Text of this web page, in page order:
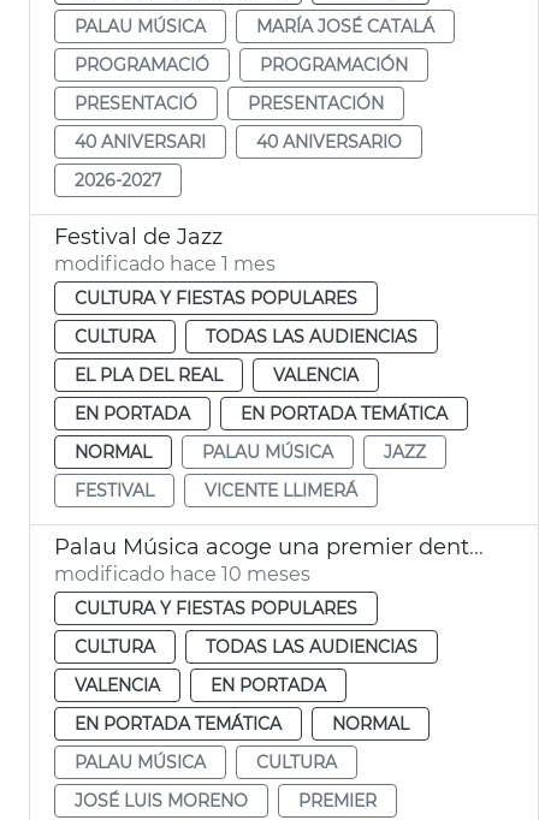
PALAU MÚSICA
MARÍA JOSÉ CATALÁ
PROGRAMACIÓ
PROGRAMACIÓN
PRESENTACIÓ
PRESENTACIÓN
40 ANIVERSARI
40 ANIVERSARIO
2026-2027
Festival de Jazz
modificado hace 1 mes
CULTURA Y FIESTAS POPULARES
CULTURA
TODAS LAS AUDIENCIAS
EL PLA DEL REAL
VALENCIA
EN PORTADA
EN PORTADA TEMÁTICA
NORMAL
PALAU MÚSICA
JAZZ
FESTIVAL
VICENTE LLIMERÁ
Palau Música acoge una premier dentro ciclo Mostra365
modificado hace 10 meses
CULTURA Y FIESTAS POPULARES
CULTURA
TODAS LAS AUDIENCIAS
VALENCIA
EN PORTADA
EN PORTADA TEMÁTICA
NORMAL
PALAU MÚSICA
CULTURA
JOSÉ LUIS MORENO
PREMIER